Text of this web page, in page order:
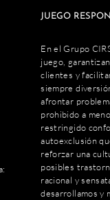
JUEGO
En el Grupo
juego,
clientes y
siempre
afrontar
prohibido a
restringido
autoexclusión
reforzar una
posibles
racional y
desarrollamos y